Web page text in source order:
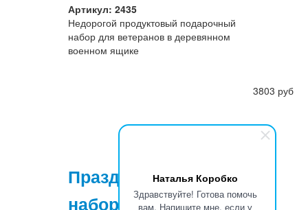
Наталья Коробко
Здравствуйте! Готова помочь
вам. Напишите мне, если у
Артикул: 2435
Недорогой продуктовый подарочный
набор для ветеранов в деревянном
военном ящике
3803 руб
Праздничный
набор № 9